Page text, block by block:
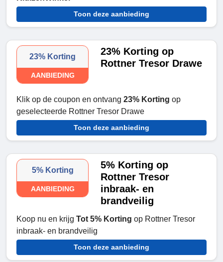
Toon deze aanbieding
23% Korting
AANBIEDING
23% Korting op
Rottner Tresor Drawe
Klik op de coupon en ontvang 23% Korting op
geselecteerde Rottner Tresor Drawe
Toon deze aanbieding
5% Korting
AANBIEDING
5% Korting op
Rottner Tresor
inbraak- en
brandveilig
Koop nu en krijg Tot 5% Korting op Rottner Tresor
inbraak- en brandveilig
Toon deze aanbieding